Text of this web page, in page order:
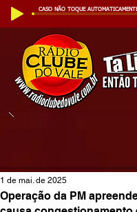
CASO NÃO TOQUE
Operação da PM
1 de mai. de 2025